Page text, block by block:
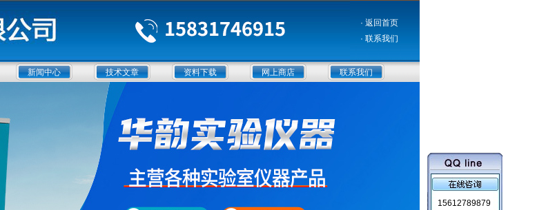
· 返回首页
· 联系我们
新闻中心 技术文章 资料下载 网上商店 联系我们
15612789879